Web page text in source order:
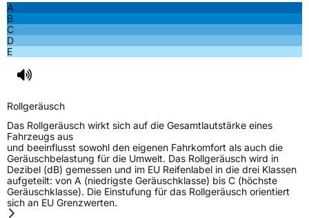
A
B
C
D
E
Rollgeräusch
Das Rollgeräusch wirkt sich auf die Gesamtlautstärke eines
Fahrzeugs aus
und beeinflusst sowohl den eigenen Fahrkomfort als auch die
Geräuschbelastung für die Umwelt. Das Rollgeräusch wird in
Dezibel (dB) gemessen und im EU Reifenlabel in die drei Klassen
aufgeteilt: von A (niedrigste Geräuschklasse) bis C (höchste
Geräuschklasse). Die Einstufung für das Rollgeräusch orientiert
sich an EU Grenzwerten.